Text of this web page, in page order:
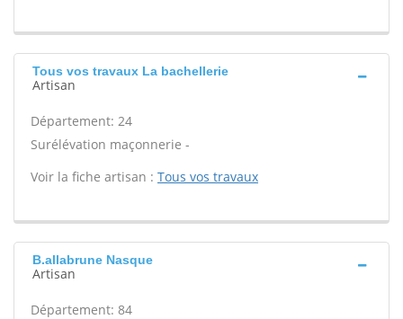
Tous vos travaux La bachellerie
Artisan
Département: 24
Surélévation maçonnerie -
Voir la fiche artisan : Tous vos travaux
B.allabrune Nasque
Artisan
Département: 84